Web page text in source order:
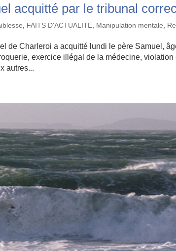
acquitté par le tribunal
FAITS D'ACTUALITE Manipulation mentale
de Charleroi a acquitté lundi le père Samuel,
exercice illégal de la médecine,
autres...